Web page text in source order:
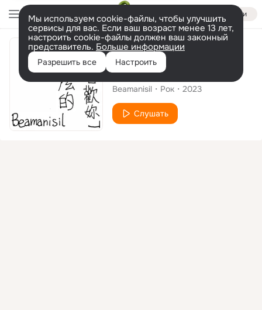
Войти
Мы используем cookie-файлы, чтобы улучшить
сервисы для вас. Если ваш возраст менее 13 лет,
настроить cookie-файлы должен ваш законный
представитель. Больше информации
Разрешить все Настроить
Альбом
「我喜歡妳」什麼的
Beamanisil Рок 2023
Слушать